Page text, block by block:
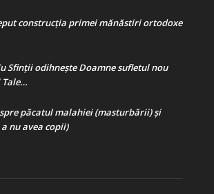
construcţia primei mănăstiri ortodoxe
Sfinții odihnește Doamne sufletul nou
păcatul malahiei (masturbării) şi
nu avea copii)